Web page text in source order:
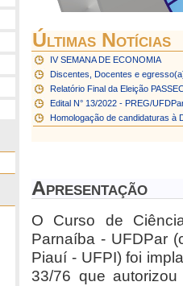
Últimas Notícias
IV SEMANA DE ECONOMIA
Discentes, Docentes e
Relatório Final da Eleição
Edital N° 13/2022 - PREG/
Homologação de candidaturas à
Apresentação
O Curso de
Parnaíba - UFDPar
Piauí - UFPI) foi
33/76 que